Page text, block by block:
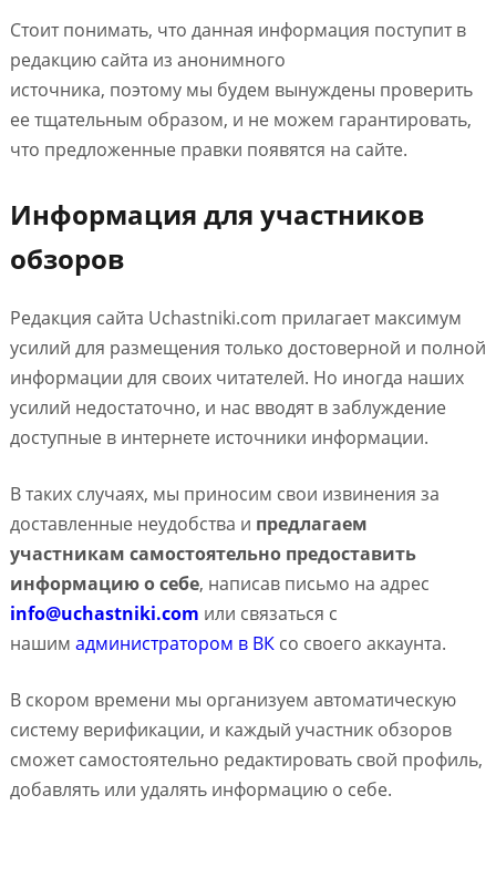
Стоит понимать, что данная информация поступит в
редакцию сайта из анонимного
источника, поэтому мы будем вынуждены проверить
ее тщательным образом, и не можем гарантировать,
что предложенные правки появятся на сайте.
Информация для участников
обзоров
Редакция сайта Uchastniki.com прилагает максимум
усилий для размещения только достоверной и полной
информации для своих читателей. Но иногда наших
усилий недостаточно, и нас вводят в заблуждение
доступные в интернете источники информации.
В таких случаях, мы приносим свои извинения за
доставленные неудобства и предлагаем
участникам самостоятельно предоставить
информацию о себе, написав письмо на адрес
info@uchastniki.com или связаться с
нашим администратором в ВКсо своего аккаунта.
В скором времени мы организуем автоматическую
систему верификации, и каждый участник обзоров
сможет самостоятельно редактировать свой профиль,
добавлять или удалять информацию о себе.